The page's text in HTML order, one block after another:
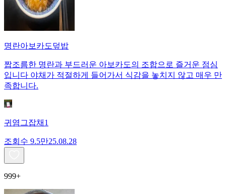
명란아보카도덮밥
짭조름한 명란과 부드러운 아보카도의 조합으로 즐거운 점심
입니다 야채가 적절하게 들어가서 식감을 놓치지 않고 매우 만
족합니다.
귀염그잡채1
조회수 9.5만25.08.28
999+